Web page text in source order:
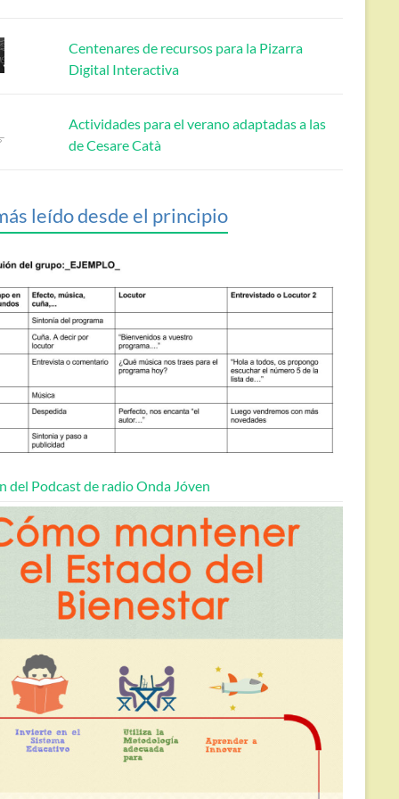
Centenares de recursos para la Pizarra
Digital Interactiva
Actividades para el verano adaptadas a las
de Cesare Catà
leído desde el principio
del Podcast de radio Onda Jóven